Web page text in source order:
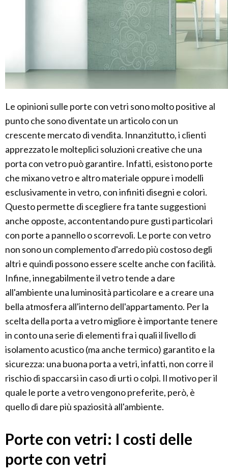
Le opinioni sulle porte con vetri sono molto positive al
punto che sono diventate un articolo con un
crescente mercato di vendita. Innanzitutto, i clienti
apprezzato le molteplici soluzioni creative che una
porta con vetro può garantire. Infatti, esistono porte
che mixano vetro e altro materiale oppure i modelli
esclusivamente in vetro, con infiniti disegni e colori.
Questo permette di scegliere fra tante suggestioni
anche opposte, accontentando pure gusti particolari
con porte a pannello o scorrevoli. Le porte con vetro
non sono un complemento d'arredo più costoso degli
altri e quindi possono essere scelte anche con facilità.
Infine, innegabilmente il vetro tende a dare
all'ambiente una luminosità particolare e a creare una
bella atmosfera all'interno dell'appartamento. Per la
scelta della porta a vetro migliore è importante tenere
in conto una serie di elementi fra i quali il livello di
isolamento acustico (ma anche termico) garantito e la
sicurezza: una buona porta a vetri, infatti, non corre il
rischio di spaccarsi in caso di urti o colpi. Il motivo per il
quale le porte a vetro vengono preferite, però, è
quello di dare più spaziosità all'ambiente.
Porte con vetri: I costi delle
porte con vetri